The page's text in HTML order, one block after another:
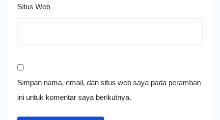
Situs Web
Simpan nama, email, dan situs web saya pada peramban
ini untuk komentar saya berikutnya.